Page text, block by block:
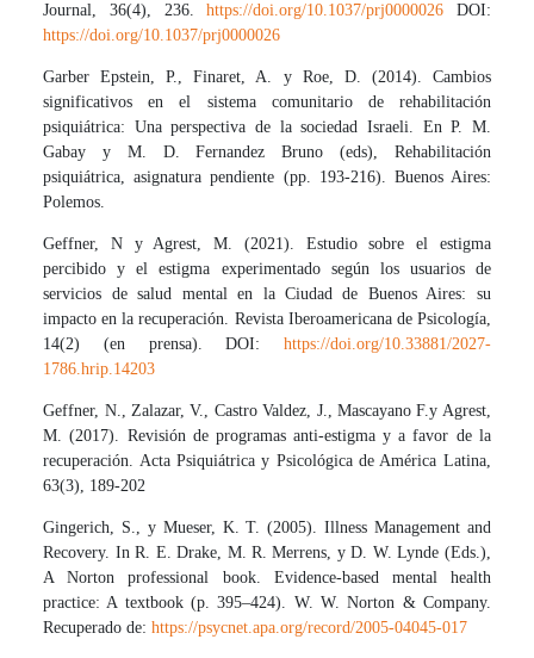
Journal, 36(4), 236.https://doi.org/10.1037/prj0000026 DOI:
https://doi.org/10.1037/prj0000026
Garber Epstein, P., Finaret, A. y Roe, D. (2014). Cambios
significativos en el sistema comunitario de rehabilitación
psiquiátrica: Una perspectiva de la sociedad Israeli. En P. M.
Gabay y M. D. Fernandez Bruno (eds), Rehabilitación
psiquiátrica, asignatura pendiente (pp. 193-216). Buenos Aires:
Polemos.
Geffner, N y Agrest, M. (2021). Estudio sobre el estigma
percibido y el estigma experimentado según los usuarios de
servicios de salud mental en la Ciudad de Buenos Aires: su
impacto en la recuperación. Revista Iberoamericana de Psicología,
14(2) (en prensa). DOI: https://doi.org/10.33881/2027-
1786.hrip.14203
Geffner, N., Zalazar, V., Castro Valdez, J., Mascayano F.y Agrest,
M. (2017). Revisión de programas anti-estigma y a favor de la
recuperación. Acta Psiquiátrica y Psicológica de América Latina,
63(3), 189-202
Gingerich, S., y Mueser, K. T. (2005). Illness Management and
Recovery. In R. E. Drake, M. R. Merrens, y D. W. Lynde (Eds.),
A Norton professional book. Evidence-based mental health
practice: A textbook (p. 395–424). W. W. Norton & Company.
Recuperado de:https://psycnet.apa.org/record/2005-04045-017